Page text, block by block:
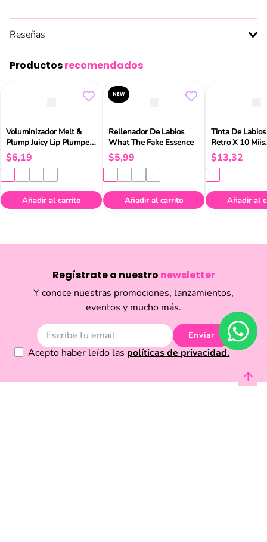
Reseñas
Productosrecomendados
Voluminizador Melt &
Plump Juicy Lip Plumper
Catrice
$6,19
Añadir al carrito
NEW
Rellenador De Labios
What The Fake Essence
$5,99
Añadir al carrito
Tinta De
Retro X 10 Miis
Cosmetics
$13,32
Añadir al
Regístrate a nuestro newsletter
Y conoce nuestras promociones, lanzamientos,
eventos y mucho más.
Enviar
Acepto haber leído las políticas de privacidad.